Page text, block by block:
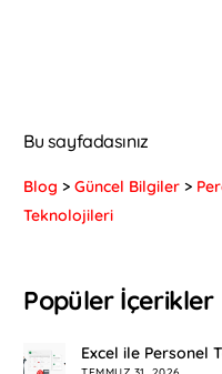
Bu sayfadasınız
Blog >Güncel Bilgiler >
Teknolojileri
Popüler İçerikler
Excel ile Personel